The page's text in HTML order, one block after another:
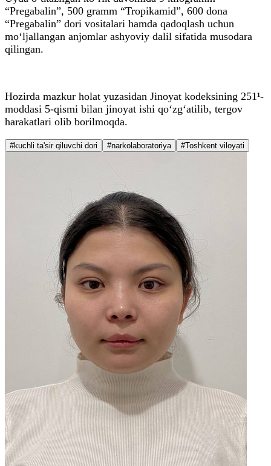
“Pregabalin”, 500 gramm “Tropikamid”, 600 dona
“Pregabalin” dori vositalari hamda qadoqlash uchun
mo‘ljallangan anjomlar ashyoviy dalil sifatida musodara
qilingan.
Hozirda mazkur holat yuzasidan Jinoyat kodeksining 251¹-
moddasi 5-qismi bilan jinoyat ishi qo‘zg‘atilib, tergov
harakatlari olib borilmoqda.
#kuchli ta'sir qiluvchi dori #narkolaboratoriya #Toshkent viloyati